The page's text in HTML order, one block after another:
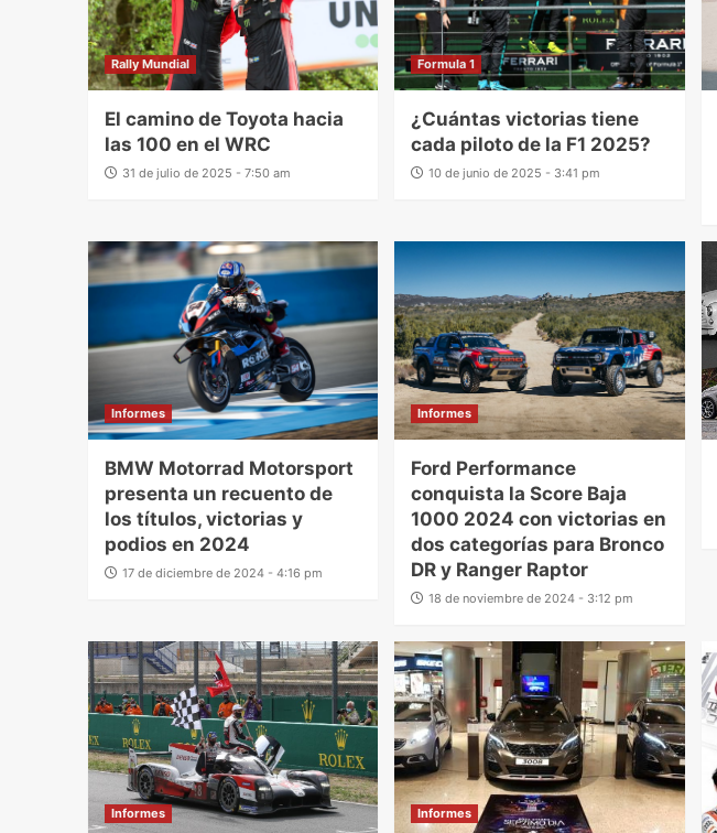
Rally Mundial
El camino de Toyota hacia
las 100 en el WRC
31 de julio de 2025 - 7:50 am
Formula 1
¿Cuántas victorias tiene
cada piloto de la F1 2025?
10 de junio de 2025 - 3:41 pm
Informes
BMW Motorrad Motorsport
presenta un recuento de
los títulos, victorias y
podios en 2024
17 de diciembre de 2024 - 4:16 pm
Informes
Ford Performance
conquista la Score Baja
1000 2024 con victorias en
dos categorías para Bronco
DR y Ranger Raptor
18 de noviembre de 2024 - 3:12 pm
Informes Informes